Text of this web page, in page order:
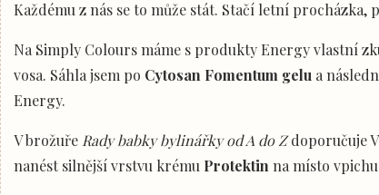
Každému z nás se to může stát. Stačí letní procházka,
Na Simply Colours máme s produkty Energy vlastní
vosa. Sáhla jsem po Cytosan Fomentum gelu a
Energy.
V brožuře Rady babky bylinářky od A do Zdoporučuje
nanést silnější vrstvu krému Protektin na místo